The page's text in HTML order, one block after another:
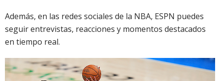
Además, en las redes sociales de la NBA, ESPN puedes
seguir entrevistas, reacciones y momentos destacados
en tiempo real.